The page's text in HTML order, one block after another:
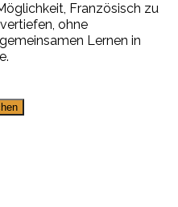
öglichkeit, Französisch zu
vertiefen, ohne
gemeinsamen Lernen in
.